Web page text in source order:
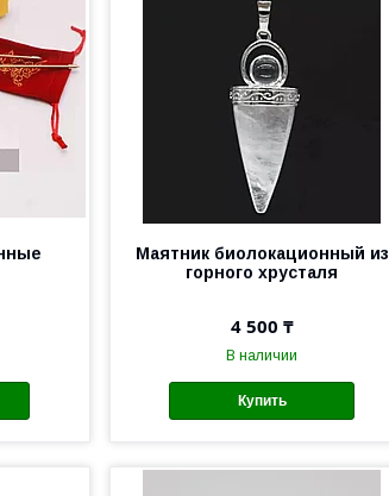
Маятник биолокационный из
горного хрусталя
4 500 ₸
В наличии
Купить